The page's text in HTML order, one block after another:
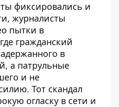
фиксировались и
журналисты
пытки в
гражданский
в
а патрульные
и не
Тот скандал
огласку в сети и